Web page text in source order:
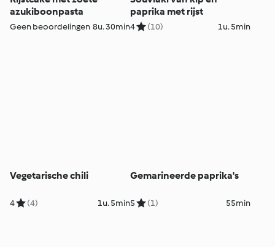
azukiboonpasta
Geen beoordelingen 8u. 30min
paprika met rijst
4 (10) 1u. 5min
Vegetarische chili
4 (4) 1u. 5min
Gemarineerde paprika's
5 (1) 55min